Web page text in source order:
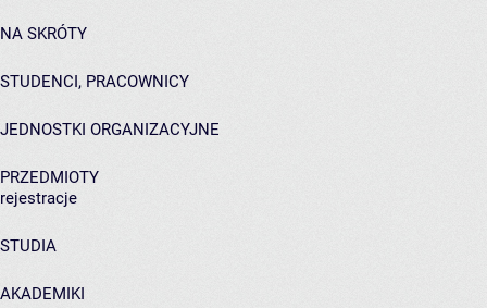
NA SKRÓTY
STUDENCI, PRACOWNICY
JEDNOSTKI ORGANIZACYJNE
PRZEDMIOTY
rejestracje
STUDIA
AKADEMIKI